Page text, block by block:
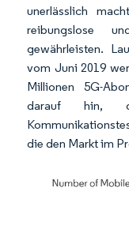
unerlässlich
reibungslose
gewährleisten.
vom Juni 2019
Millionen 5G-
darauf hin,
die den Markt im